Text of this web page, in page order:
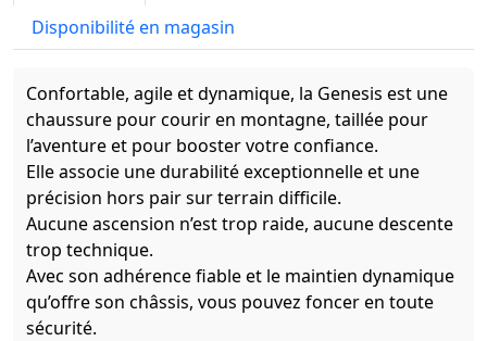
Disponibilité en magasin
Confortable, agile et dynamique, la Genesis est une
chaussure pour courir en montagne, taillée pour
l’aventure et pour booster votre confiance.
Elle associe une durabilité exceptionnelle et une
précision hors pair sur terrain difficile.
Aucune ascension n’est trop raide, aucune descente
trop technique.
Avec son adhérence fiable et le maintien dynamique
qu’offre son châssis, vous pouvez foncer en toute
sécurité.